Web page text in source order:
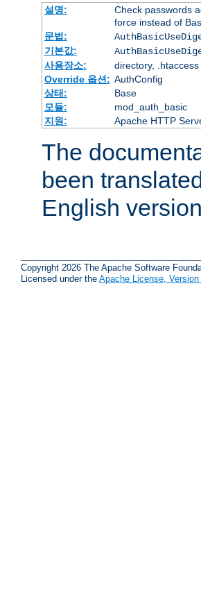
설명:
Check passwords
force instead of
문법:
기본값:
사용장소:
directory, .htaccess
Override 옵션: AuthConfig
상태:
Base
모듈:
mod_auth_basic
지원:
Apache HTTP
The
been
English
Copyright 2026 The Apache Software
Licensed under the Apache License, Version